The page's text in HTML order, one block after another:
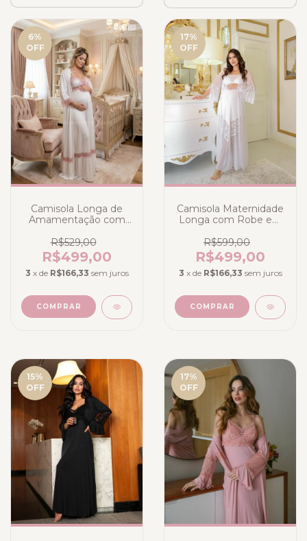
6%
OFF
Camisola Longa de
Amamentação com
Branco com renda
Rose Gold - Poliamida
R$529,00
R$499,00
3 x de R$166,33 sem juros
COMPRAR
17%
OFF
Camisola Maternidade
Longa com Robe em
Tule Poá Branco
R$599,00
R$499,00
3 x de R$166,33 sem juros
COMPRAR
15%
OFF
17%
OFF